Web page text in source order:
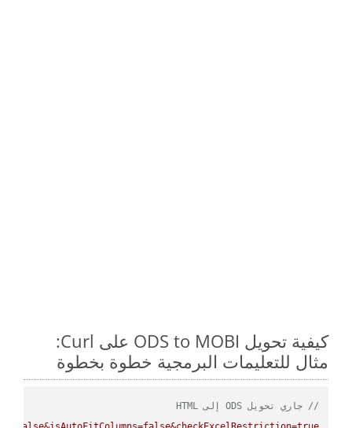
كيفية تحويل ODS to MOBI على Curl:
مثال للتعليمات البرمجية خطوة بخطوة
// جاري تحويل ODS إلى HTML